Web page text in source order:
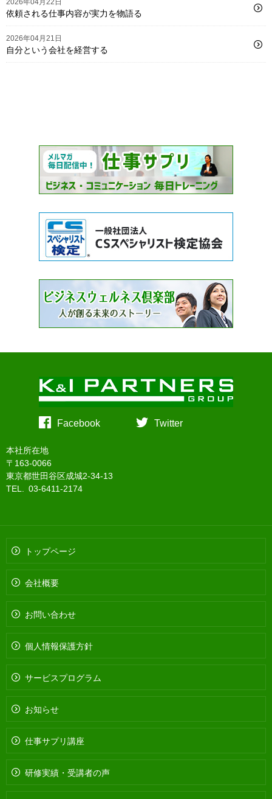
依頼される仕事内容が実力を物語る
2026年04月21日
自分という会社を経営する
Facebook Twitter
本社所在地
〒163-0066
東京都世田谷区成城2-34-13
TEL. 03-6411-2174
トップページ
会社概要
お問い合わせ
個人情報保護方針
サービスプログラム
お知らせ
仕事サプリ講座
研修実績・受講者の声